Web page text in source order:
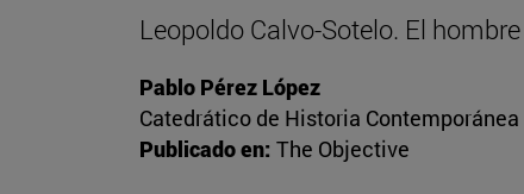
Leopoldo Calvo-Sotelo. El
Pablo Pérez López
Catedrático de Historia Contemporánea
Publicado en: The Objective